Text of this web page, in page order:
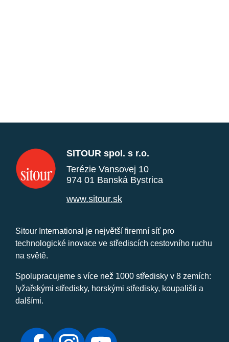
SITOUR spol. s r.o.
Terézie Vansovej 10
974 01 Banská Bystrica
www.sitour.sk
Sitour International je největší firemní síť pro
technologické inovace ve střediscích cestovního ruchu
na světě.
Spolupracujeme s více než 1000 středisky v 8 zemích:
lyžařskými středisky, horskými středisky, koupališti a
dalšími.